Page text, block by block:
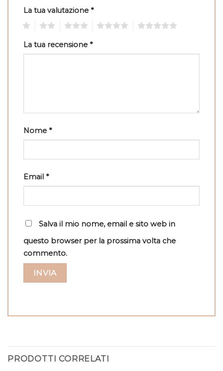
La tua valutazione *
La tua recensione *
Nome *
Email *
Salva il mio nome, email e sito web in
questo browser per la prossima volta che
commento.
PRODOTTI CORRELATI